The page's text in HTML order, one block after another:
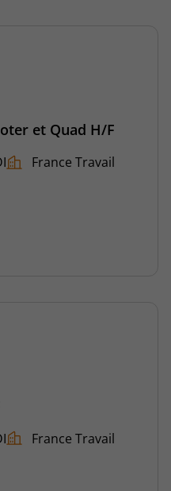
et Quad H/F
France Travail
France Travail